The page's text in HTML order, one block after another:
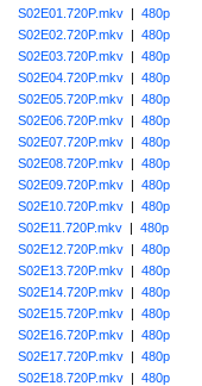
S02E01.720P.mkv | 480p
S02E02.720P.mkv | 480p
S02E03.720P.mkv | 480p
S02E04.720P.mkv | 480p
S02E05.720P.mkv | 480p
S02E06.720P.mkv | 480p
S02E07.720P.mkv | 480p
S02E08.720P.mkv | 480p
S02E09.720P.mkv | 480p
S02E10.720P.mkv | 480p
S02E11.720P.mkv | 480p
S02E12.720P.mkv | 480p
S02E13.720P.mkv | 480p
S02E14.720P.mkv | 480p
S02E15.720P.mkv | 480p
S02E16.720P.mkv | 480p
S02E17.720P.mkv | 480p
S02E18.720P.mkv | 480p